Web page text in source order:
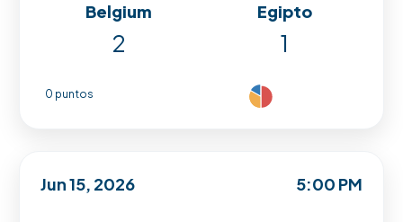
Belgium Egipto
2 1
0 puntos
Jun 15, 2026 5:00 PM